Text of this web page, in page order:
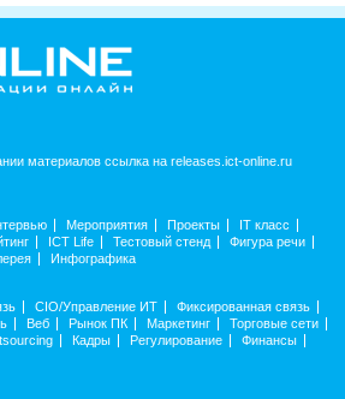
материалов ссылка на releases.ict-online.ru
Мероприятия Проекты
IT класс
ICT Life Тестовый стенд
Фигура речи
Инфографика
CIO/Управление ИТ
Фиксированная связь
Веб Рынок ПК Маркетинг
Торговые сети
Кадры Регулирование
Финансы